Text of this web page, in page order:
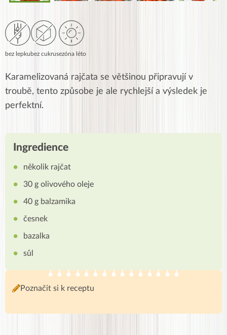
bez lepkubez cukrusezóna léto
Karamelizovaná rajčata se většinou připravují v
troubě, tento způsobe je ale rychlejší a výsledek je
perfektní.
Ingredience
několik rajčat
30 g olivového oleje
40 g balzamika
česnek
bazalka
sůl
Poznačit si k receptu